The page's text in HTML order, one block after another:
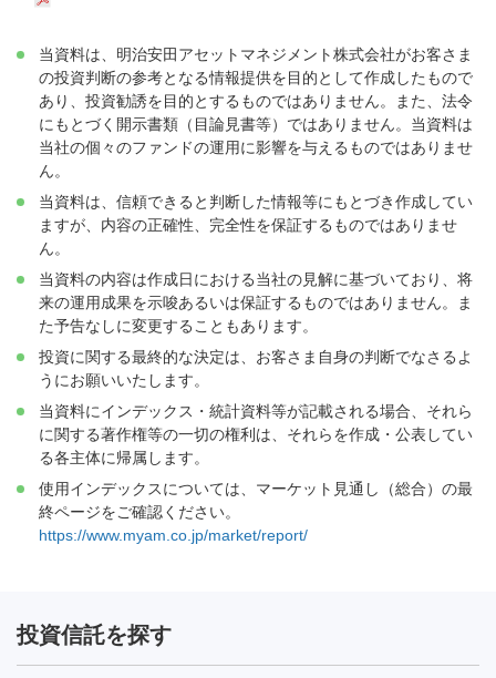
当資料は、明治安田アセットマネジメント株式会社がお客さま
の投資判断の参考となる情報提供を目的として作成したもので
あり、投資勧誘を目的とするものではありません。また、法令
にもとづく開示書類（目論見書等）ではありません。当資料は
当社の個々のファンドの運用に影響を与えるものではありませ
ん。
当資料は、信頼できると判断した情報等にもとづき作成してい
ますが、内容の正確性、完全性を保証するものではありませ
ん。
当資料の内容は作成日における当社の見解に基づいており、将
来の運用成果を示唆あるいは保証するものではありません。ま
た予告なしに変更することもあります。
投資に関する最終的な決定は、お客さま自身の判断でなさるよ
うにお願いいたします。
当資料にインデックス・統計資料等が記載される場合、それら
に関する著作権等の一切の権利は、それらを作成・公表してい
る各主体に帰属します。
使用インデックスについては、マーケット見通し（総合）の最
終ページをご確認ください。
https://www.myam.co.jp/market/report/
投資信託を探す